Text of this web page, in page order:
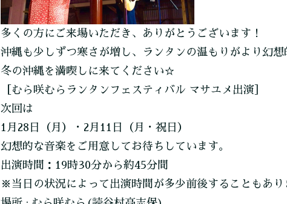
多くの方にご来場いただき、ありがとうございます！
沖縄も少しずつ寒さが増し、ランタンの温もりがより幻想
冬の沖縄を満喫しに来てください☆
［むら咲むらランタンフェスティバル マサユメ出演］
次回は
1月28日（月）・2月11日（月・祝日）
幻想的な音楽をご用意してお待ちしています。
出演時間：19時30分から約45分間
※当日の状況によって出演時間が多少前後することもあり